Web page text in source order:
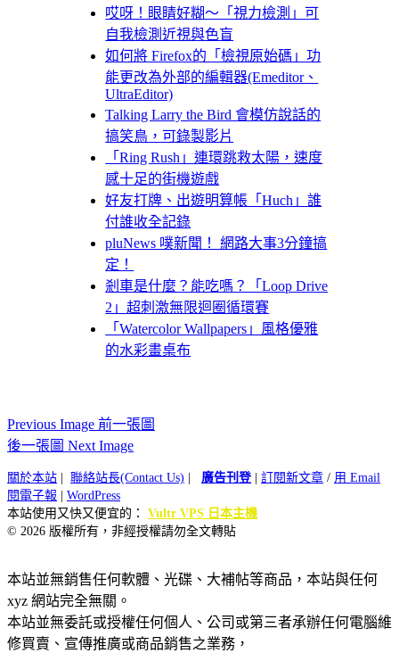
哎呀！眼睛好糊～「視力檢測」可
自我檢測近視與色盲
如何將 Firefox的「檢視原始碼」功
能更改為外部的編輯器(Emeditor、
UltraEditor)
Talking Larry the Bird 會模仿說話的
搞笑鳥，可錄製影片
「Ring Rush」連環跳救太陽，速度
感十足的街機遊戲
好友打牌、出遊明算帳「Huch」誰
付誰收全記錄
pluNews 噗新聞！ 網路大事3分鐘搞
定！
剎車是什麼？能吃嗎？「Loop Drive
2」超刺激無限迴圈循環賽
「Watercolor Wallpapers」風格優雅
的水彩畫桌布
Previous Image 前一張圖
後一張圖 Next Image
關於本站 聯絡站長(Contact Us) 廣告刊登| 訂閱新文章 / 用 Email
閱電子報
WordPress
本站使用又快又便宜的： Vultr VPS 日本主機
© 2026 版權所有，非經授權請勿全文轉貼
本站並無銷售任何軟體、光碟、大補帖等商品，本站與任何
xyz 網站完全無關。
本站並無委託或授權任何個人、公司或第三者承辦任何電腦維
修買賣、宣傳推廣或商品銷售之業務，